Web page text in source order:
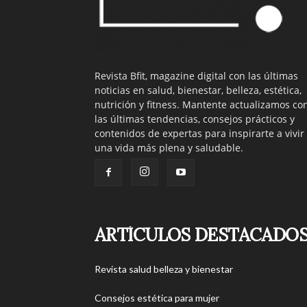
Revista Bfit, magazine digital con las últimas
noticias en salud, bienestar, belleza, estética,
nutrición y fitness. Mantente actualizamos
las últimas tendencias, consejos prácticos y
contenidos de expertas para inspirarte a vivir
una vida más plena y saludable.
ARTÍCULOS
Revista salud belleza y bienestar
Consejos estética para mujer